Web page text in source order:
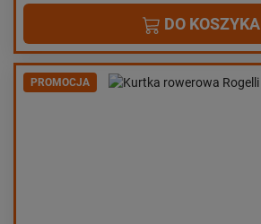
DO KOSZYKA
PROMOCJA